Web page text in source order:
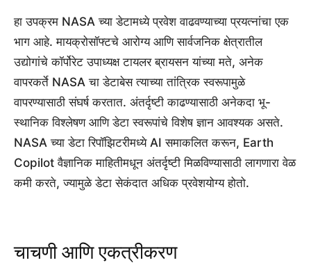
हा उपक्रम NASA च्या डेटामध्ये प्रवेश वाढवण्याच्या प्रयत्नांचा एक
भाग आहे. मायक्रोसॉफ्टचे आरोग्य आणि सार्वजनिक क्षेत्रातील
उद्योगांचे कॉर्पोरेट उपाध्यक्ष टायलर ब्रायसन यांच्या मते, अनेक
वापरकर्ते NASA चा डेटाबेस त्याच्या तांत्रिक स्वरूपामुळे
वापरण्यासाठी संघर्ष करतात. अंतर्दृष्टी काढण्यासाठी अनेकदा भू-
स्थानिक विश्लेषण आणि डेटा स्वरूपांचे विशेष ज्ञान आवश्यक असते.
NASA च्या डेटा रिपॉझिटरीमध्ये AI समाकलित करून, Earth
Copilot वैज्ञानिक माहितीमधून अंतर्दृष्टी मिळविण्यासाठी लागणारा वेळ
कमी करते, ज्यामुळे डेटा सेकंदात अधिक प्रवेशयोग्य होतो.
चाचणी आणि एकत्रीकरण